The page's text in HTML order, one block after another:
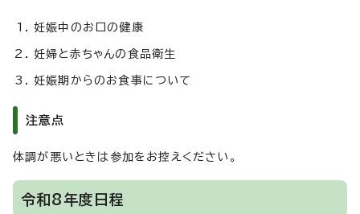
妊娠中のお口の健康
妊婦と赤ちゃんの食品衛生
妊娠期からのお食事について
注意点
体調が悪いときは参加をお控えください。
令和8年度日程